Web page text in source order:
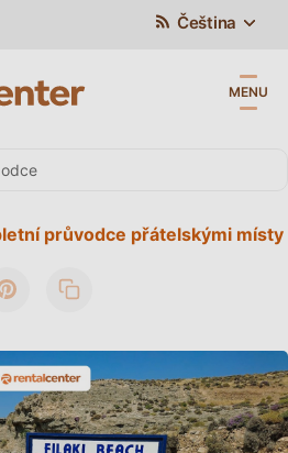
Čeština
MENU
průvodce přátelskými místy